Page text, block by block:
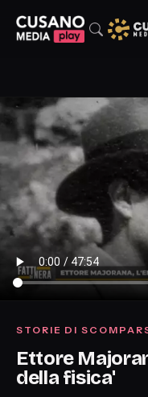
STORIE DI
Ettore
della fisica'